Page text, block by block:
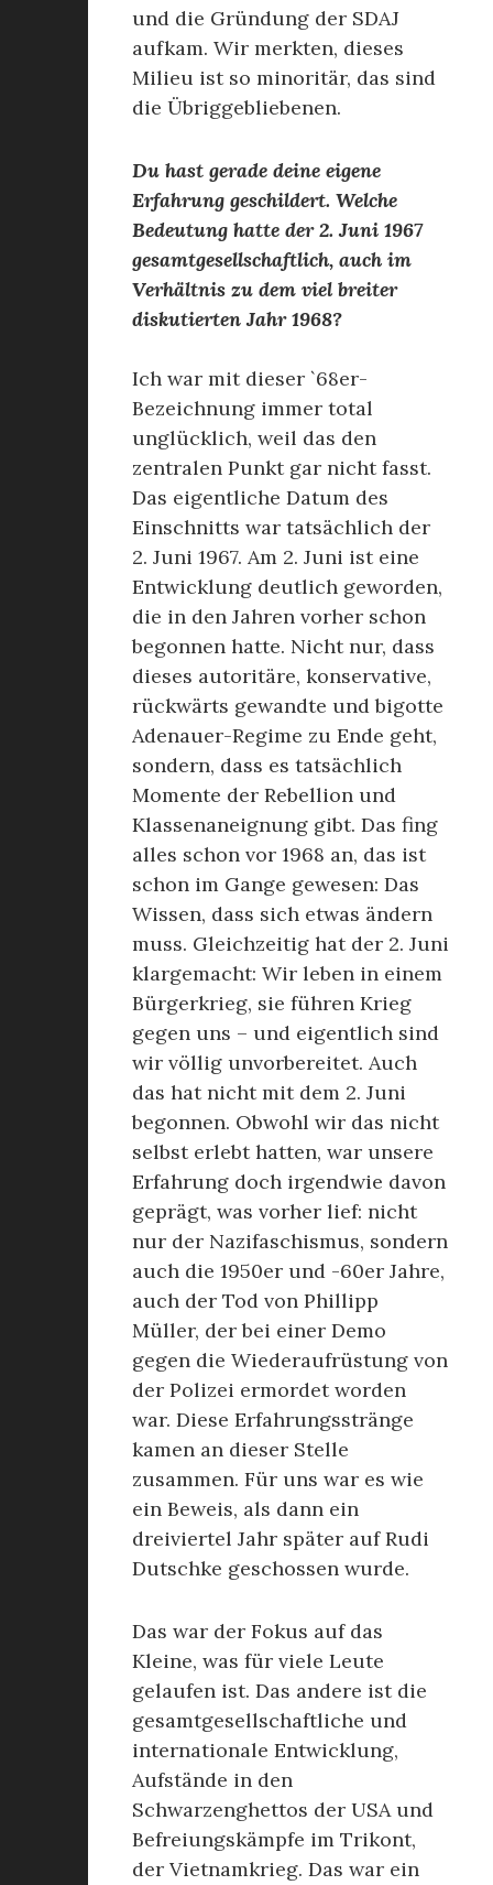
und die Gründung der SDAJ
aufkam. Wir merkten, dieses
Milieu ist so minoritär, das sind
die Übriggebliebenen.
Du hast gerade deine eigene
Erfahrung geschildert. Welche
Bedeutung hatte der 2. Juni 1967
gesamtgesellschaftlich, auch im
Verhältnis zu dem viel breiter
diskutierten Jahr 1968?
Ich war mit dieser `68er-
Bezeichnung immer total
unglücklich, weil das den
zentralen Punkt gar nicht fasst.
Das eigentliche Datum des
Einschnitts war tatsächlich der
2. Juni 1967. Am 2. Juni ist eine
Entwicklung deutlich geworden,
die in den Jahren vorher schon
begonnen hatte. Nicht nur, dass
dieses autoritäre, konservative,
rückwärts gewandte und bigotte
Adenauer-Regime zu Ende geht,
sondern, dass es tatsächlich
Momente der Rebellion und
Klassenaneignung gibt. Das fing
alles schon vor 1968 an, das ist
schon im Gange gewesen: Das
Wissen, dass sich etwas ändern
muss. Gleichzeitig hat der 2. Juni
klargemacht: Wir leben in einem
Bürgerkrieg, sie führen Krieg
gegen uns – und eigentlich sind
wir völlig unvorbereitet. Auch
das hat nicht mit dem 2. Juni
begonnen. Obwohl wir das nicht
selbst erlebt hatten, war unsere
Erfahrung doch irgendwie davon
geprägt, was vorher lief: nicht
nur der Nazifaschismus, sondern
auch die 1950er und -60er Jahre,
auch der Tod von Phillipp
Müller, der bei einer Demo
gegen die Wiederaufrüstung von
der Polizei ermordet worden
war. Diese Erfahrungsstränge
kamen an dieser Stelle
zusammen. Für uns war es wie
ein Beweis, als dann ein
dreiviertel Jahr später auf Rudi
Dutschke geschossen wurde.
Das war der Fokus auf das
Kleine, was für viele Leute
gelaufen ist. Das andere ist die
gesamtgesellschaftliche und
internationale Entwicklung,
Aufstände in den
Schwarzenghettos der USA und
Befreiungskämpfe im Trikont,
der Vietnamkrieg. Das war ein